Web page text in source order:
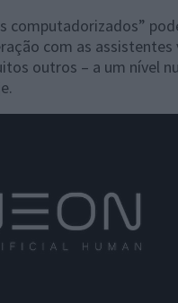
computadorizados”
com as assistentes
outros – a um nível